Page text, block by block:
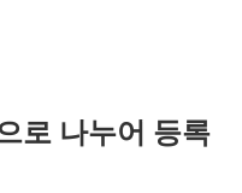
로 나누어 등록